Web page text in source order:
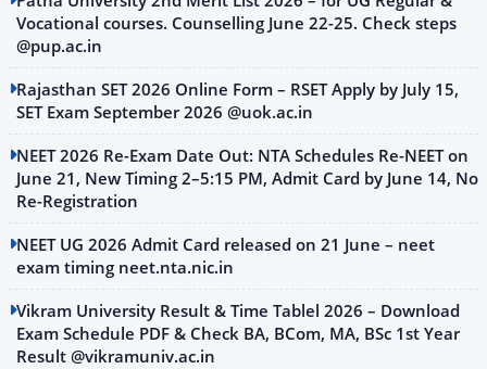
Vocational courses. Counselling June 22-25. Check steps
@pup.ac.in
Rajasthan SET 2026 Online Form – RSET Apply by July 15,
SET Exam September 2026 @uok.ac.in
NEET 2026 Re-Exam Date Out: NTA Schedules Re-NEET on
June 21, New Timing 2–5:15 PM, Admit Card by June 14, No
Re-Registration
NEET UG 2026 Admit Card released on 21 June – neet
exam timing neet.nta.nic.in
Vikram University Result & Time Tablel 2026 – Download
Exam Schedule PDF & Check BA, BCom, MA, BSc 1st Year
Result @vikramuniv.ac.in